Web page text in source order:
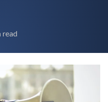
read